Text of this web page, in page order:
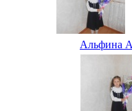
Альфина